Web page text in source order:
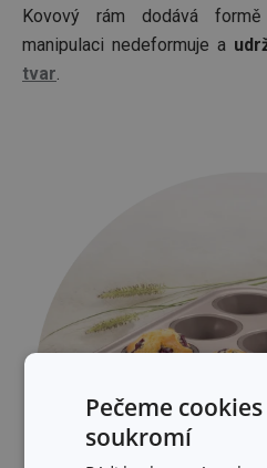
Kovový rám dodává
manipulaci nedeformuje a
tvar.
Pečeme
soukromí